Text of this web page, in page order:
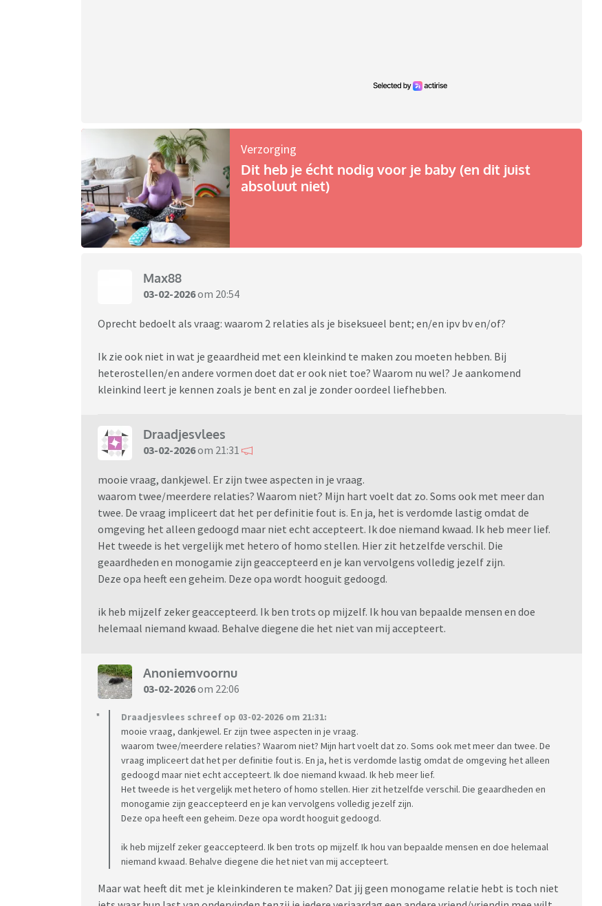
Verzorging
Dit heb je écht nodig voor je baby (en dit juist
absoluut niet)
Max88
03-02-2026om 20:54
Oprecht bedoelt als vraag: waarom 2 relaties als je biseksueel bent; en/en ipv bv en/of?
Ik zie ook niet in wat je geaardheid met een kleinkind te maken zou moeten hebben. Bij
heterostellen/en andere vormen doet dat er ook niet toe? Waarom nu wel? Je aankomend
kleinkind leert je kennen zoals je bent en zal je zonder oordeel liefhebben.
Draadjesvlees
03-02-2026om 21:31
mooie vraag, dankjewel. Er zijn twee aspecten in je vraag.
waarom twee/meerdere relaties? Waarom niet? Mijn hart voelt dat zo. Soms ook met meer dan
twee. De vraag impliceert dat het per definitie fout is. En ja, het is verdomde lastig omdat de
omgeving het alleen gedoogd maar niet echt accepteert. Ik doe niemand kwaad. Ik heb meer lief.
Het tweede is het vergelijk met hetero of homo stellen. Hier zit hetzelfde verschil. Die
geaardheden en monogamie zijn geaccepteerd en je kan vervolgens volledig jezelf zijn.
Deze opa heeft een geheim. Deze opa wordt hooguit gedoogd.
ik heb mijzelf zeker geaccepteerd. Ik ben trots op mijzelf. Ik hou van bepaalde mensen en doe
helemaal niemand kwaad. Behalve diegene die het niet van mij accepteert.
Anoniemvoornu
03-02-2026om 22:06
Draadjesvlees schreef op 03-02-2026 om 21:31:
mooie vraag, dankjewel. Er zijn twee aspecten in je vraag.
waarom twee/meerdere relaties? Waarom niet? Mijn hart voelt dat zo. Soms ook met meer dan twee. De
vraag impliceert dat het per definitie fout is. En ja, het is verdomde lastig omdat de omgeving het alleen
gedoogd maar niet echt accepteert. Ik doe niemand kwaad. Ik heb meer lief.
Het tweede is het vergelijk met hetero of homo stellen. Hier zit hetzelfde verschil. Die geaardheden en
monogamie zijn geaccepteerd en je kan vervolgens volledig jezelf zijn.
Deze opa heeft een geheim. Deze opa wordt hooguit gedoogd.
ik heb mijzelf zeker geaccepteerd. Ik ben trots op mijzelf. Ik hou van bepaalde mensen en doe helemaal
niemand kwaad. Behalve diegene die het niet van mij accepteert.
Maar wat heeft dit met je kleinkinderen te maken? Dat jij geen monogame relatie hebt is toch niet